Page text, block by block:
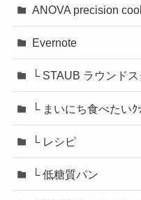
ANOVA precision
Evernote
└ STAUB ラウンド
└ まいにち食べたいｸ
└ レシピ
└ 低糖質パン